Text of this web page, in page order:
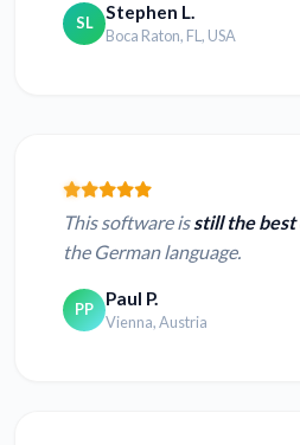
SL Stephen L.
Boca Raton, FL, USA
This software isstill the
the German language.
PP Paul P.
Vienna, Austria